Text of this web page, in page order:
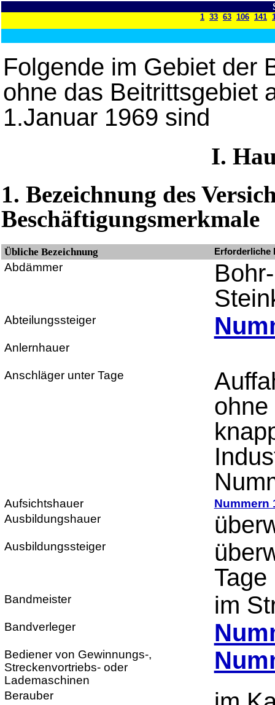
1 33 63 106 141
Folgende im Gebiet der
ohne das Beitrittsgebiet
1.Januar 1969 sind
I.
1. Bezeichnung des
Beschäftigungsmerkmale
Übliche Bezeichnung Erforderliche
Abdämmer
Abteilungssteiger
Anlernhauer
Anschläger unter Tage
Aufsichtshauer
Nummern
Ausbildungshauer
Ausbildungssteiger
Bandmeister im
Bandverleger
Bediener von Gewinnungs-,
Streckenvortriebs- oder
Lademaschinen
Berauber